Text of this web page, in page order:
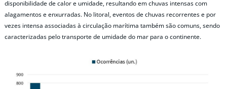
disponibilidade de calor e umidade, resultando em chuvas intensas com
alagamentos e enxurradas. No litoral, eventos de chuvas recorrentes e por
vezes intensa associadas à circulação marítima também são comuns, sendo
caracterizadas pelo transporte de umidade do mar para o continente.